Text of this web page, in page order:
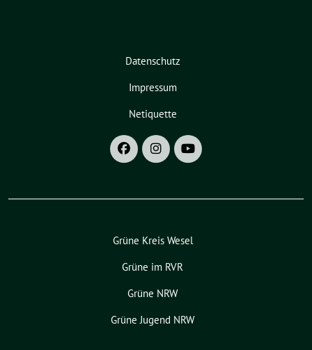
Datenschutz
Impressum
Netiquette
Grüne Kreis Wesel
Grüne im RVR
Grüne NRW
Grüne Jugend NRW